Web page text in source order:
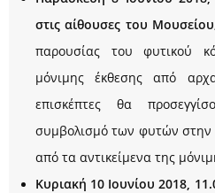
στις αίθουσες του Μουσείου
παρουσίας του φυτικού
μόνιμης έκθεσης από
επισκέπτες θα
συμβολισμό των φυτών
από τα αντικείμενα της
Κυριακή 10 Ιουνίου 2018,